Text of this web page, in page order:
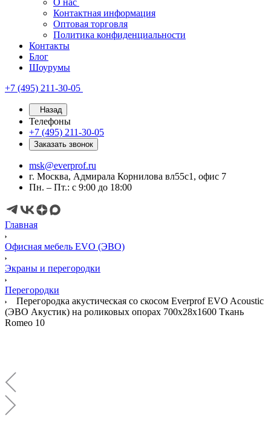
О нас
Контактная информация
Оптовая торговля
Политика конфиденциальности
Контакты
Блог
Шоурумы
+7 (495) 211-30-05
Назад
Телефоны
+7 (495) 211-30-05
Заказать звонок
msk@everprof.ru
г. Москва, Адмирала Корнилова вл55с1, офис 7
Пн. – Пт.: с 9:00 до 18:00
Главная
Офисная мебель EVO (ЭВО)
Экраны и перегородки
Перегородки
Перегородка акустическая со скосом Everprof EVO Acoustic
(ЭВО Акустик) на роликовых опорах 700х28х1600 Ткань
Romeo 10